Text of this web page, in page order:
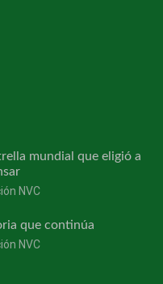
mundial que eligió a
NVC
que continúa
NVC